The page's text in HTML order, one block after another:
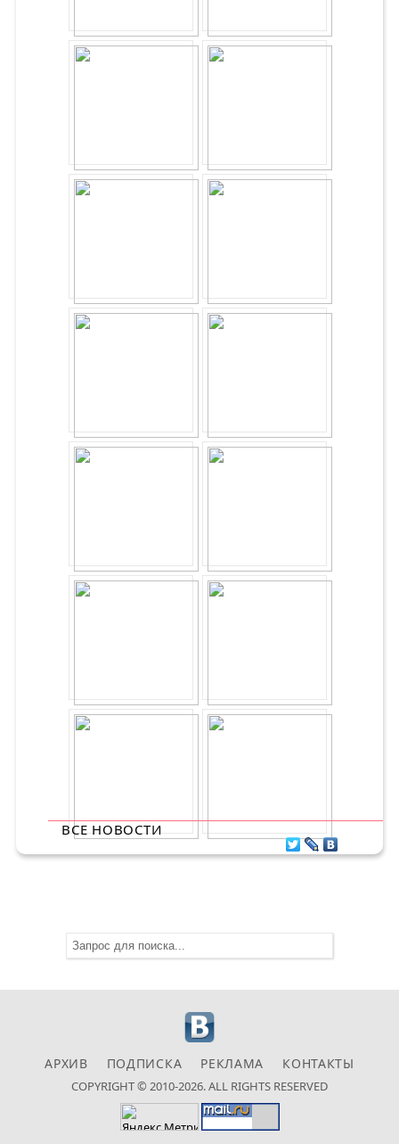
ВСЕ НОВОСТИ
АРХИВ ПОДПИСКА РЕКЛАМА КОНТАКТЫ
COPYRIGHT © 2010-2026. ALL RIGHTS RESERVED